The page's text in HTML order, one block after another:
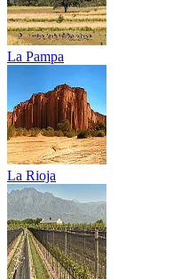
La Pampa
La Rioja